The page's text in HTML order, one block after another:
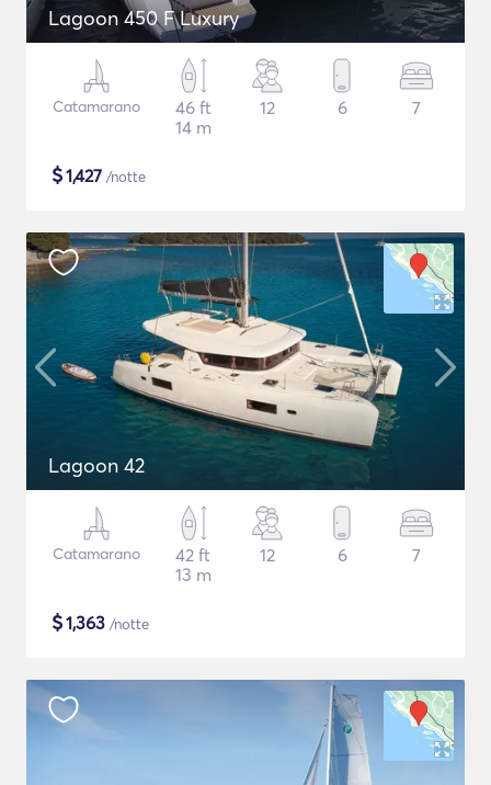
Lagoon 450 F Luxury
Catamarano
46 ft
14 m
12 6 7
$1,427 /notte
Lagoon 42
Catamarano
42 ft
13 m
12 6 7
$1,363 /notte